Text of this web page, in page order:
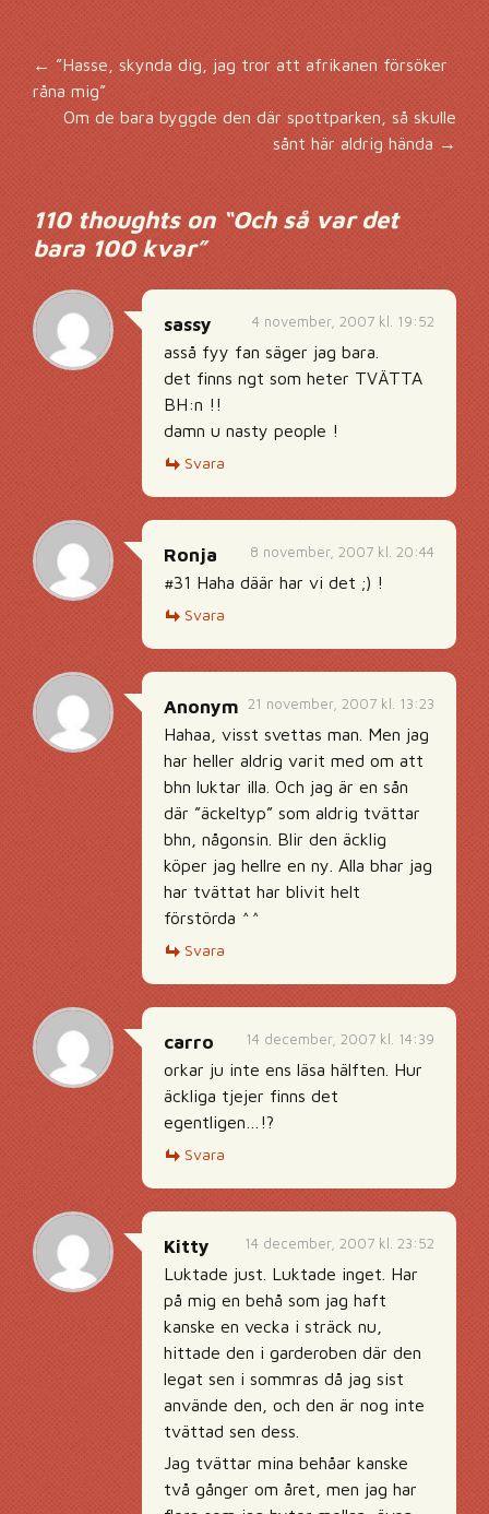
Inläggsnavigering
← ”Hasse, skynda dig, jag tror att afrikanen försöker
råna mig”
Om de bara byggde den där spottparken, så skulle
sånt här aldrig hända→
110 thoughts on “Och så var det
bara 100 kvar”
4 november, 2007 kl. 19:52
sassy
asså fyy fan säger jag bara.
det finns ngt som heter TVÄTTA
BH:n !!
damn u nasty people !
Svara
8 november, 2007 kl. 20:44
Ronja
#31 Haha däär har vi det ;) !
Svara
21 november, 2007 kl. 13:23
Anonym
Hahaa, visst svettas man. Men jag
har heller aldrig varit med om att
bhn luktar illa. Och jag är en sån
där ”äckeltyp” som aldrig tvättar
bhn, någonsin. Blir den äcklig
köper jag hellre en ny. Alla bhar jag
har tvättat har blivit helt
förstörda ^^
Svara
14 december, 2007 kl. 14:39
carro
orkar ju inte ens läsa hälften. Hur
äckliga tjejer finns det
egentligen…!?
Svara
14 december, 2007 kl. 23:52
Kitty
Luktade just. Luktade inget. Har
på mig en behå som jag haft
kanske en vecka i sträck nu,
hittade den i garderoben där den
legat sen i sommras då jag sist
använde den, och den är nog inte
tvättad sen dess.
Jag tvättar mina behåar kanske
två gånger om året, men jag har